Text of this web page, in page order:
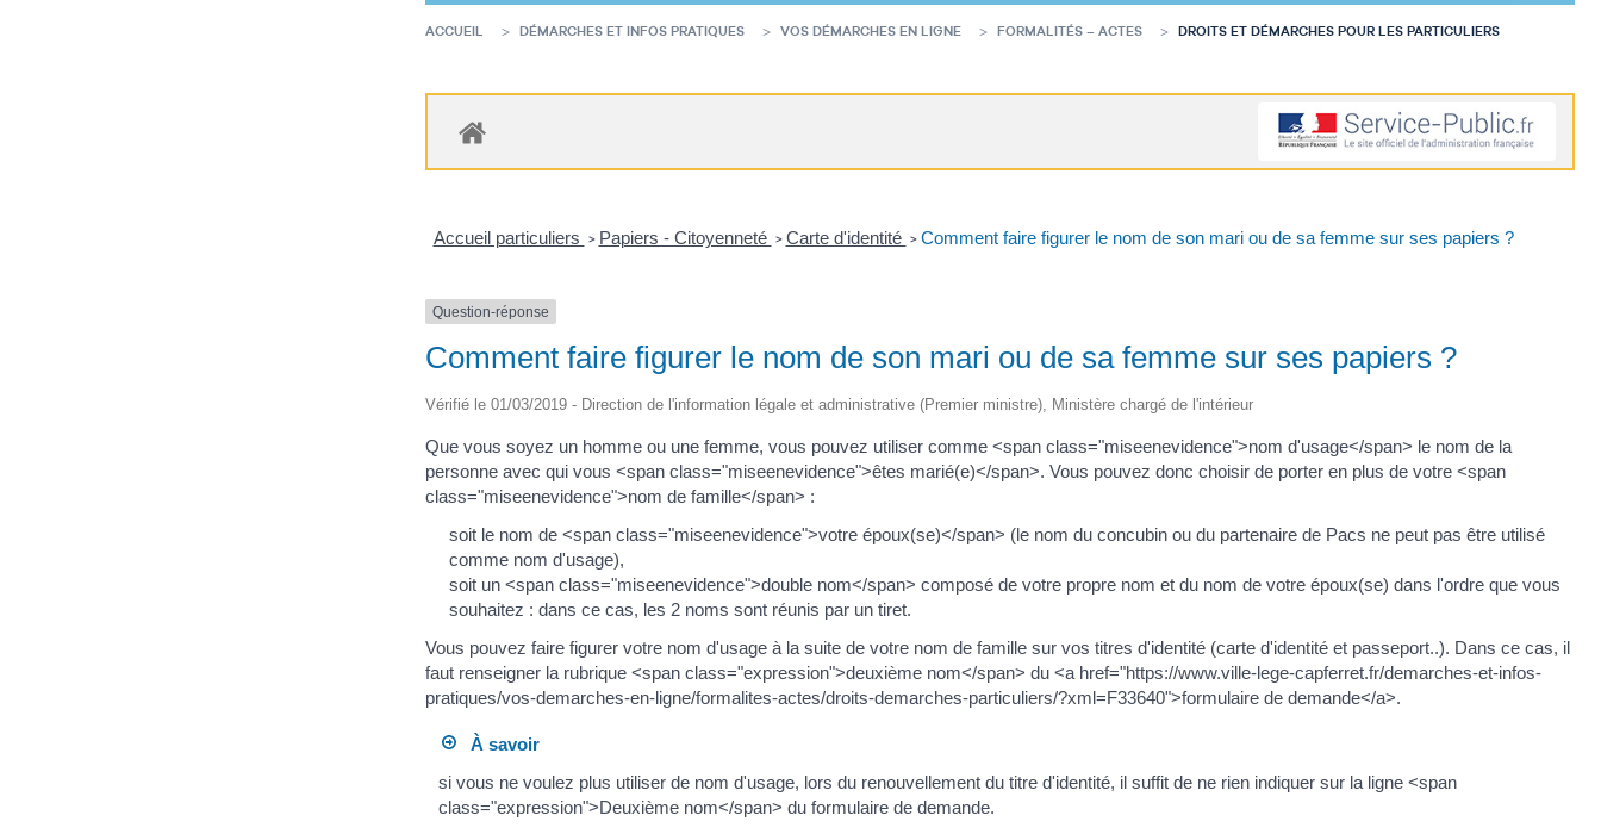
ACCUEIL DÉMARCHES ET INFOS PRATIQUES VOS DÉMARCHES EN LIGNE FORMALITÉS – ACTES DROITS ET DÉMARCHES POUR LES PARTICULIERS
Accueil particuliers > Papiers - Citoyenneté > Carte d'identité > Comment faire figurer le nom de son mari ou de sa femme sur ses papiers ?
Question-réponse
Comment faire figurer le nom de son mari ou de sa femme sur ses papiers ?
Vérifié le 01/03/2019 - Direction de l'information légale et administrative (Premier ministre), Ministère chargé de l'intérieur
Que vous soyez un homme ou une femme, vous pouvez utiliser comme <span class="miseenevidence">nom d'usage</span> le nom de la
personne avec qui vous <span class="miseenevidence">êtes marié(e)</span>. Vous pouvez donc choisir de porter en plus de votre <span
class="miseenevidence">nom de famille</span> :
soit le nom de <span class="miseenevidence">votre époux(se)</span> (le nom du concubin ou du partenaire de Pacs ne peut pas être utilisé
comme nom d'usage),
soit un <span class="miseenevidence">double nom</span> composé de votre propre nom et du nom de votre époux(se) dans l'ordre que vous
souhaitez : dans ce cas, les 2 noms sont réunis par un tiret.
Vous pouvez faire figurer votre nom d'usage à la suite de votre nom de famille sur vos titres d'identité (carte d'identité et passeport..). Dans ce cas, il
faut renseigner la rubrique <span class="expression">deuxième nom</span> du <a href="https://www.ville-lege-capferret.fr/demarches-et-infos-
pratiques/vos-demarches-en-ligne/formalites-actes/droits-demarches-particuliers/?xml=F33640">formulaire de demande</a>.
À savoir
si vous ne voulez plus utiliser de nom d'usage, lors du renouvellement du titre d'identité, il suffit de ne rien indiquer sur la ligne <span
class="expression">Deuxième nom</span> du formulaire de demande.